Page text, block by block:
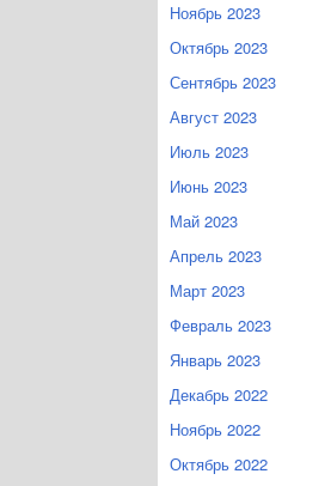
Ноябрь 2023
Октябрь 2023
Сентябрь 2023
Август 2023
Июль 2023
Июнь 2023
Май 2023
Апрель 2023
Март 2023
Февраль 2023
Январь 2023
Декабрь 2022
Ноябрь 2022
Октябрь 2022